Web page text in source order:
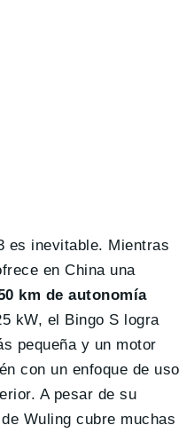
es inevitable. Mientras
en China una
km de autonomía
kW, el Bingo S logra
pequeña y un motor
con un enfoque de uso
A pesar de su
Wuling cubre muchas